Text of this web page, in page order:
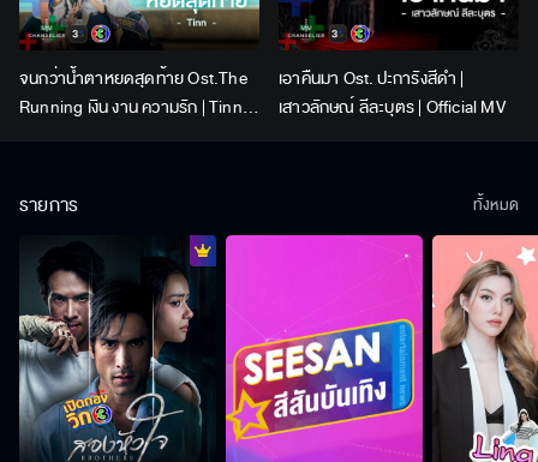
จนกว่าน้ำตาหยดสุดท้าย Ost.The
Running เงิน งาน ความรัก | Tinn |
เอาคืนมา Ost. ปะการังสีดำ |
เสาวลักษณ์ ลีละบุตร | Official MV
รายการ ทั้งหมด